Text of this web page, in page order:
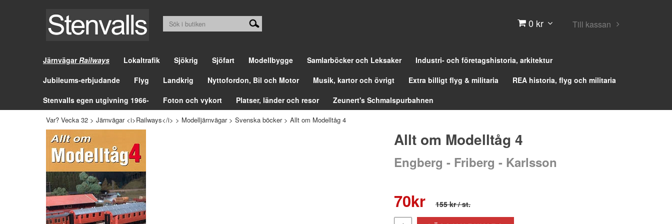
0 kr Till kassan
JärnvägarRailways Lokaltrafik Sjökrig Sjöfart Modellbygge Samlarböcker och Leksaker
Industri- och företagshistoria, arkitektur
Jubileums-erbjudande
Flyg Landkrig Nyttofordon, Bil och Motor Musik, kartor och övrigt Extra billigt flyg & militaria
REA historia, flyg och militaria
Stenvalls egen utgivning 1966-
Foton och vykort Platser, länder och resor Zeunert's Schmalspurbahnen
Var? Vecka 32 > Järnvägar <i>Railways</i> > Modelljärnvägar> Svenska böcker> Allt om Modelltåg 4
Allt om Modelltåg 4
Engberg - Friberg - Karlsson
70kr 155 kr/ st.